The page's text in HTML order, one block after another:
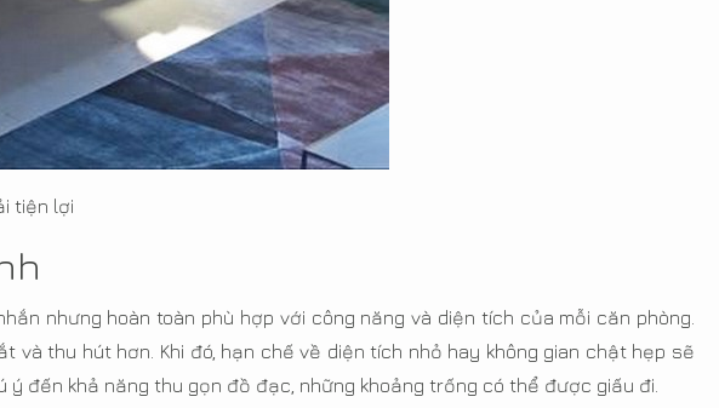
tiện lợi
nhưng hoàn toàn phù hợp với công năng và diện tích của mỗi căn phòng.
và thu hút hơn. Khi đó, hạn chế về diện tích nhỏ hay không gian chật hẹp sẽ
đến khả năng thu gọn đồ đạc, những khoảng trống có thể được giấu đi.